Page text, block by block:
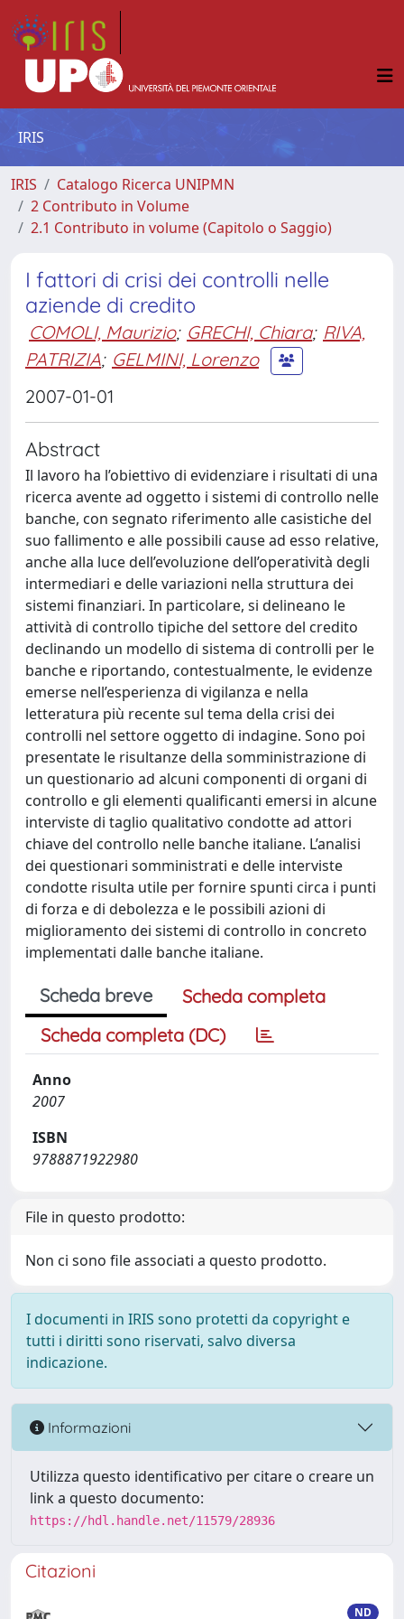
IRIS
IRIS
Catalogo Ricerca UNIPMN
2 Contributo in Volume
2.1 Contributo in volume (Capitolo o Saggio)
I fattori di crisi dei controlli nelle
aziende di credito
COMOLI, Maurizio; GRECHI, Chiara; RIVA,
PATRIZIA; GELMINI, Lorenzo
2007-01-01
Abstract
Il lavoro ha l’obiettivo di evidenziare i risultati di una
ricerca avente ad oggetto i sistemi di controllo nelle
banche, con segnato riferimento alle casistiche del
suo fallimento e alle possibili cause ad esso relative,
anche alla luce dell’evoluzione dell’operatività degli
intermediari e delle variazioni nella struttura dei
sistemi finanziari. In particolare, si delineano le
attività di controllo tipiche del settore del credito
declinando un modello di sistema di controlli per le
banche e riportando, contestualmente, le evidenze
emerse nell’esperienza di vigilanza e nella
letteratura più recente sul tema della crisi dei
controlli nel settore oggetto di indagine. Sono poi
presentate le risultanze della somministrazione di
un questionario ad alcuni componenti di organi di
controllo e gli elementi qualificanti emersi in alcune
interviste di taglio qualitativo condotte ad attori
chiave del controllo nelle banche italiane. L’analisi
dei questionari somministrati e delle interviste
condotte risulta utile per fornire spunti circa i punti
di forza e di debolezza e le possibili azioni di
miglioramento dei sistemi di controllo in concreto
implementati dalle banche italiane.
Scheda breve
Scheda completa
Scheda completa (DC)
Anno
2007
ISBN
9788871922980
File in questo prodotto:
Non ci sono file associati a questo prodotto.
I documenti in IRIS sono protetti da copyright e
tutti i diritti sono riservati, salvo diversa
indicazione.
Informazioni
Utilizza questo identificativo per citare o creare un
link a questo documento:
https://hdl.handle.net/11579/28936
Citazioni
ND